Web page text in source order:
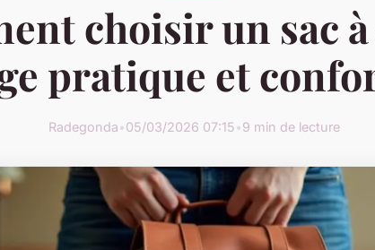
choisir un sac à
pratique et
Radegonda•05/03/2026 07:15•9 min de lecture